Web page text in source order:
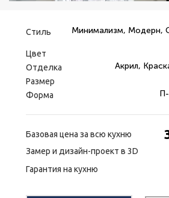
Стиль
Минимализм, Модерн,
Цвет
Отделка Акрил,
Размер
Форма
Базовая цена за всю кухню
Замер и дизайн-проект в 3D
Гарантия на кухню